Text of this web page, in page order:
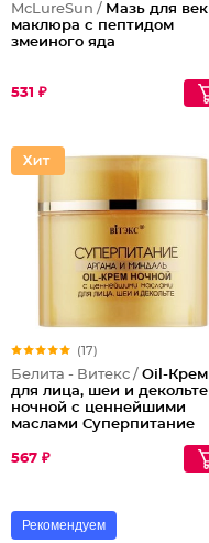
McLureSun / Мазь для век
маклюра с пептидом
змеиного яда
531 ₽
(17)
Белита - Витекс / Oil-Крем
для лица, шеи и декольте
ночной с ценнейшими
маслами Суперпитание
567 ₽
Рекомендуем